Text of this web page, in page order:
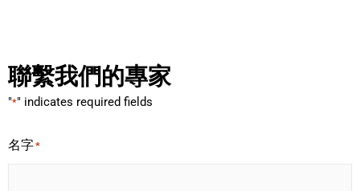
聯繫我們的專家
"*" indicates required fields
名字*